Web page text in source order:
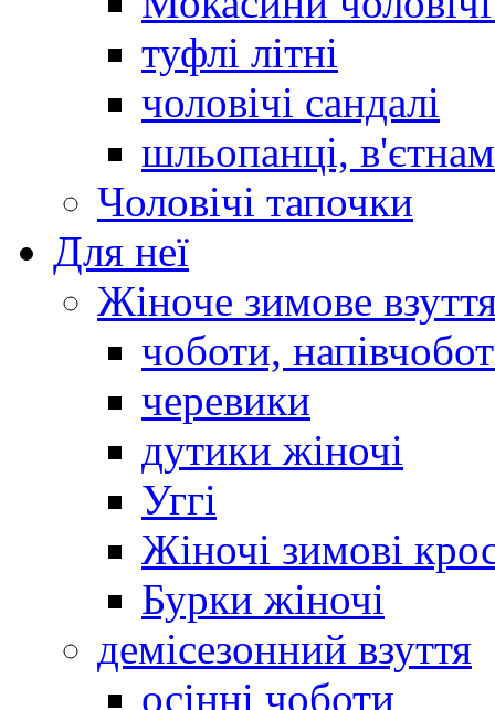
туфлі літні
чоловічі сандалі
шльопанці,
Чоловічі тапочки
Для неї
Жіноче зимове
чоботи,
черевики
дутики жіночі
Уггі
Жіночі зимові
Бурки жіночі
демісезонний взуття
осінні чоботи